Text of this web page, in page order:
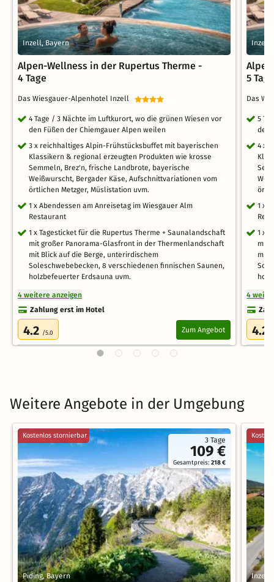
Inzell, Bayern
Alpen-Wellness in der Rupertus Therme -
4 Tage
Das Wiesgauer-Alpenhotel Inzell
4 Tage / 3 Nächte im Luftkurort, wo die grünen Wiesen vor
den Füßen der Chiemgauer Alpen weilen
3 x reichhaltiges Alpin-Frühstücksbuffet mit bayerischen
Klassikern & regional erzeugten Produkten wie krosse
Semmeln, Brez'n, frische Landbrote, bayerische
Weißwurscht, Bergader Käse, Aufschnittvariationen vom
örtlichen Metzger, Müslistation uvm.
1 x Abendessen am Anreisetag im Wiesgauer Alm
Restaurant
1 x Tagesticket für die Rupertus Therme + Saunalandschaft
mit großer Panorama-Glasfront in der Thermenlandschaft
mit Blick auf die Berge, unterirdischem
Soleschwebebecken, 8 verschiedenen finnischen Saunen,
holzbefeuerter Erdsauna uvm.
4 weitere anzeigen
Zahlung erst im Hotel
4.2 /5.0 Zum Angebot
Inzell,
5
Das
5
den
4 x
1 x
1 x
mit
mit
4
4.2
Weitere Angebote in der Umgebung
3 Tage
109 €
Gesamtpreis:218 €
Kostenlos stornierbar
Piding, Bayern Inzell,